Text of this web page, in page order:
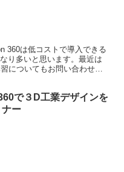
360は低コストで導入できる
り多いと思います。最近は
についてもお問い合わせを
で３D工業デザインを
ー